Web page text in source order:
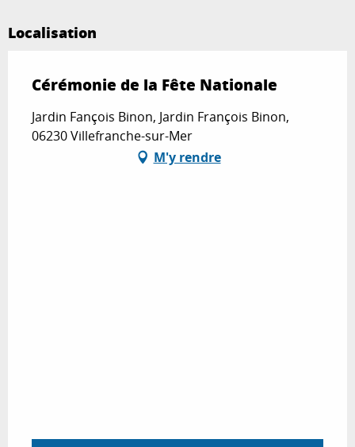
Localisation
Cérémonie de la Fête Nationale
Jardin Fançois Binon, Jardin François Binon,
06230 Villefranche-sur-Mer
M'y rendre